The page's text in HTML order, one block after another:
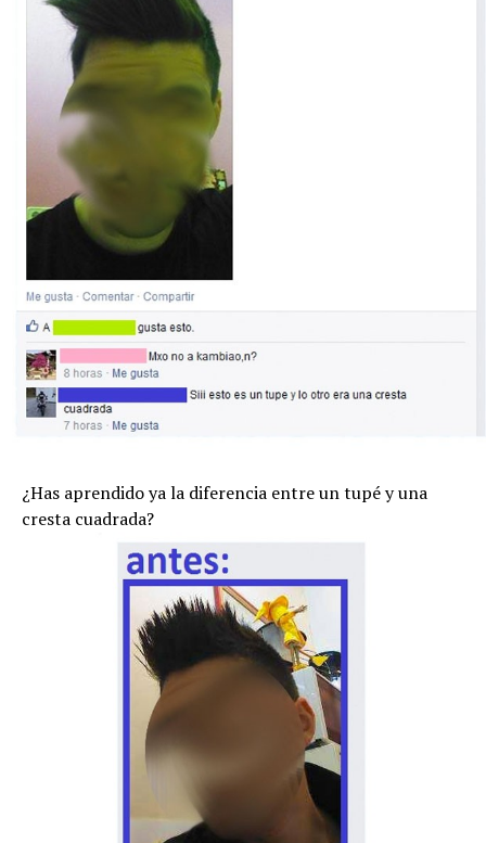
¿Has aprendido ya la diferencia entre un tupé y una
cresta cuadrada?